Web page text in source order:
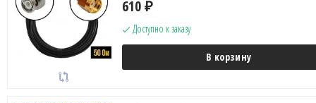
610 ₽
Доступно к заказу
В корзину